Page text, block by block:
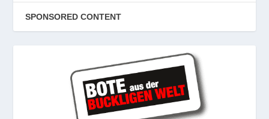
SPONSORED CONTENT